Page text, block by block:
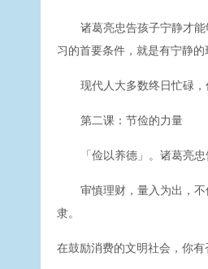
诸葛亮忠告孩子宁静才
习的首要条件，就是有宁静的
现代人大多数终日忙碌
第二课：节俭的力量
「俭以养德」。诸葛亮
审慎理财，量入为出，
隶。
在鼓励消费的文明社会，你有